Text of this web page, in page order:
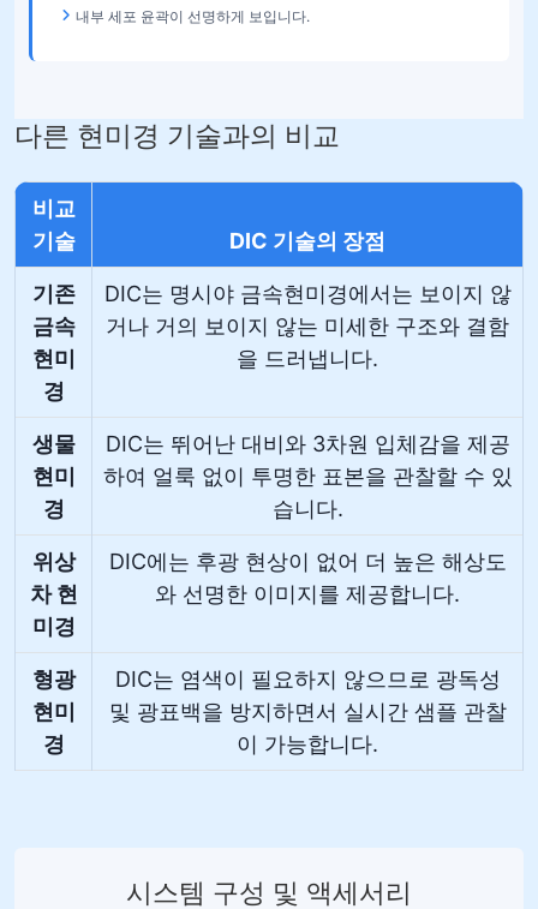
내부 세포 윤곽이 선명하게 보입니다.
다른 현미경 기술과의 비교
비교
기술
DIC 기술의 장점
기존
금속
현미
경
DIC는 명시야 금속현미경에서는 보이지 않
거나 거의 보이지 않는 미세한 구조와 결함
을 드러냅니다.
생물
현미
경
DIC는 뛰어난 대비와 3차원 입체감을 제공
하여 얼룩 없이 투명한 표본을 관찰할 수 있
습니다.
위상
차 현
미경
DIC에는 후광 현상이 없어 더 높은 해상도
와 선명한 이미지를 제공합니다.
형광
현미
경
DIC는 염색이 필요하지 않으므로 광독성
및 광표백을 방지하면서 실시간 샘플 관찰
이 가능합니다.
시스템 구성 및 액세서리